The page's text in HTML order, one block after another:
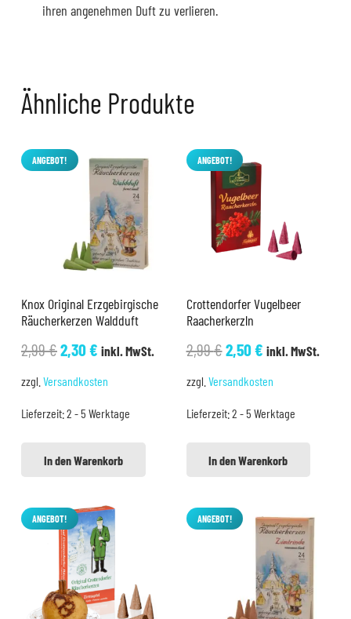
ihren angenehmen Duft zu verlieren.
Ähnliche Produkte
ANGEBOT!
Knox Original Erzgebirgische
Räucherkerzen Waldduft
2,99€Ursprünglicher
2,99 €
2,30€Aktueller
2,30 €.
inkl. MwSt.
zzgl. Versandkosten
Lieferzeit:2 - 5 Werktage
In den Warenkorb
ANGEBOT!
Crottendorfer Vugelbeer
Raacherkerzln
2,99€Ursprünglicher
2,99 €
2,50€Aktueller
2,50 €.
inkl. MwSt.
zzgl. Versandkosten
Lieferzeit:2 - 5 Werktage
In den Warenkorb
ANGEBOT! ANGEBOT!